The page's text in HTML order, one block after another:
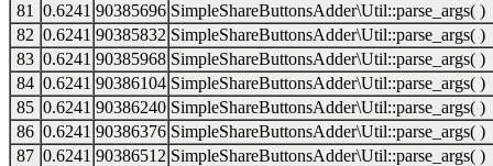
81
0.6241 90385696 SimpleShareButtonsAdder\Util::parse_args( )
82 0.6241 90385832 SimpleShareButtonsAdder\Util::parse_args( )
83 0.6241 90385968 SimpleShareButtonsAdder\Util::parse_args( )
84 0.6241 90386104 SimpleShareButtonsAdder\Util::parse_args( )
85 0.6241 90386240 SimpleShareButtonsAdder\Util::parse_args( )
86 0.6241 90386376 SimpleShareButtonsAdder\Util::parse_args( )
87 0.6241 90386512 SimpleShareButtonsAdder\Util::parse_args( )